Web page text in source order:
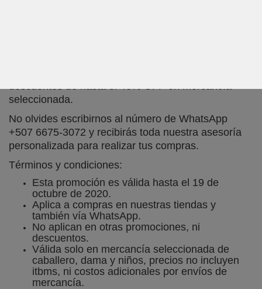
descuentos de hasta el 40% OFF en mercancía
seleccionada.
No olvides escribirnos al número de WhatsApp
+507 6675-3072 y recibirás toda nuestra asesoría
personalizada para realizar tus compras.
Términos y condiciones:
Esta promoción es válida hasta el 19 de
octubre de 2020.
Aplica a compras en nuestras tiendas y
también vía WhatsApp.
No aplican en otras promociones, ni
descuentos.
Válida solo en mercancía seleccionada de
caballero, dama y niños, precios no incluyen
itbms, ni costos adicionales por envíos de
mercancía.